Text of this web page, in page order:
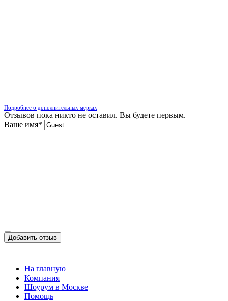
Подробнее о дополнительных мерках
Отзывов пока никто не оставил. Вы будете первым.
Ваше имя*
Добавить отзыв
На главную
Компания
Шоурум в Москве
Помощь